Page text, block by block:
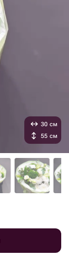
30 см
55 см